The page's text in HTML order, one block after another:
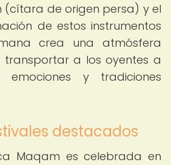
(cítara de origen persa) y el
de estos instrumentos
crea una atmósfera
transportar a los oyentes a
y tradiciones
destacados
Maqam es celebrada en